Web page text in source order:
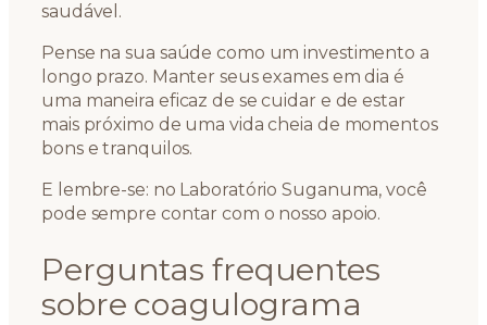
saudável.
Pense na sua saúde como um investimento a
longo prazo. Manter seus exames em dia é
uma maneira eficaz de se cuidar e de estar
mais próximo de uma vida cheia de momentos
bons e tranquilos.
E lembre-se: no Laboratório Suganuma, você
pode sempre contar com o nosso apoio.
Perguntas frequentes
sobre coagulograma